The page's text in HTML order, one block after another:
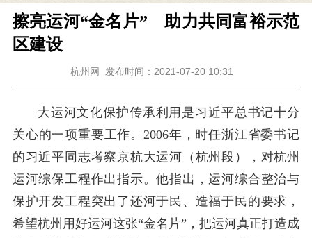
擦亮运河“金名片” 助力共同富裕示范
区建设
杭州网 发布时间：2021-07-20 10:31
大运河文化保护传承利用是习近平总书记十分
关心的一项重要工作。2006年，时任浙江省委书记
的习近平同志考察京杭大运河（杭州段），对杭州
运河综保工程作出指示。他指出，运河综合整治与
保护开发工程突出了还河于民、造福于民的要求，
希望杭州用好运河这张“金名片”，把运河真正打造成